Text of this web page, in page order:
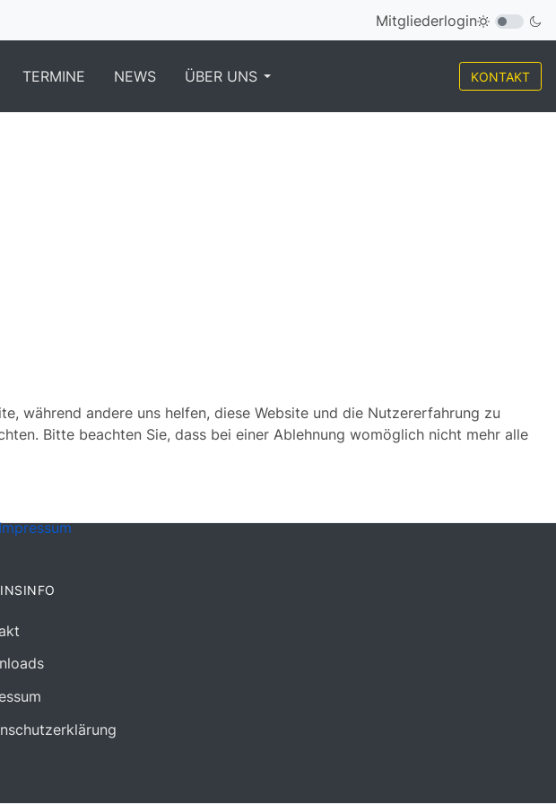
Mitgliederlogin
TERMINE NEWS ÜBER UNS KONTAKT
während andere uns helfen, diese Website und die Nutzererfahrung zu
Bitte beachten Sie, dass bei einer Ablehnung womöglich nicht mehr alle